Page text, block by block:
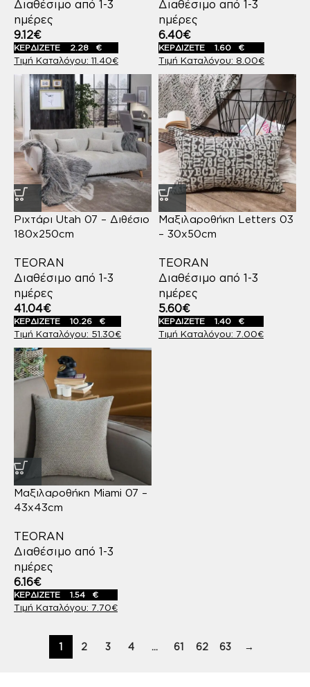
Διαθέσιμο από 1-3
ημέρες
11.40€
9.12€
ΚΕΡΔΙΖΕΤΕ 2.28 €
Διαθέσιμο από 1-3
ημέρες
8.00€
6.40€
ΚΕΡΔΙΖΕΤΕ 1.60 €
Ριχτάρι Utah 07 – Διθέσιο
180x250cm
TEORAN
Διαθέσιμο από 1-3
ημέρες
51.30€
41.04€
ΚΕΡΔΙΖΕΤΕ 10.26 €
Μαξιλαροθήκη Letters 03
– 30x50cm
TEORAN
Διαθέσιμο από 1-3
ημέρες
7.00€
5.60€
ΚΕΡΔΙΖΕΤΕ 1.40 €
Μαξιλαροθήκη Miami 07 –
43x43cm
TEORAN
Διαθέσιμο από 1-3
ημέρες
7.70€
6.16€
ΚΕΡΔΙΖΕΤΕ 1.54 €
1 2 3 4 61 62 63 →